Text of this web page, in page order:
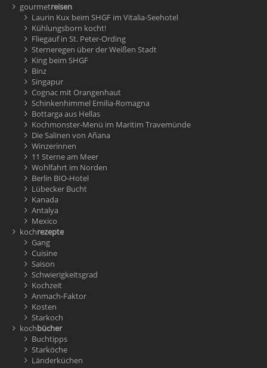
gourmetreisen
Laurin Kux beim SHGF im Vitalia-Seehotel
Kühlungsborn kocht!
Fliegauf in St. Peter-Ording
Sterneregen über der Weißen Stadt
King beim SHGF
Binz
Singapur
Cognac mit Orangenhaut
Schinkenhimmel Emilia-Romagna
Bottarga aus Hellas
Kochmonster-Menü im Maritim Travemünde
Die Salinen von Añana
Winzerinnen
11 Sterne am Meer
Wohlfahrt im Norden
Berlin BIO-Hotel
Lübecker Bucht
Kanada
Antalya
Mexico
kochrezepte
Gang
Cuisine
Saison
Schwierigkeitsgrad
Kochzeit
Anmach-Faktor
Kosten
Starkoch
kochbücher
Buchtipps
Starköche
Länderküchen